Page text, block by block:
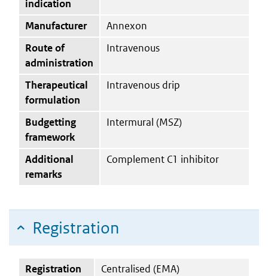
indication
Manufacturer
Annexon
Route of
administration
Intravenous
Therapeutical
formulation
Intravenous drip
Budgetting
framework
Intermural (MSZ)
Additional
remarks
Complement C1 inhibitor
Registration
Registration
Centralised (EMA)